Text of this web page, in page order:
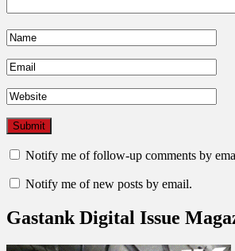
Notify me of follow-up comments by
Notify me of new posts by email.
Gastank Digital Issue